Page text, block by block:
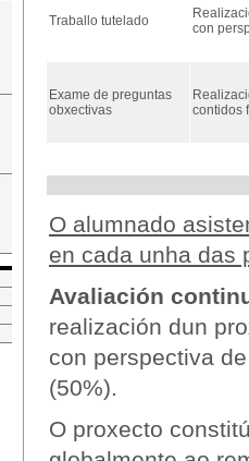
Traballo tutelado
con
Exame de preguntas
obxectivas
contidos
O alumnado
en cada unha das
Avaliación
realización dun
con perspectiva
(50%).
O proxecto